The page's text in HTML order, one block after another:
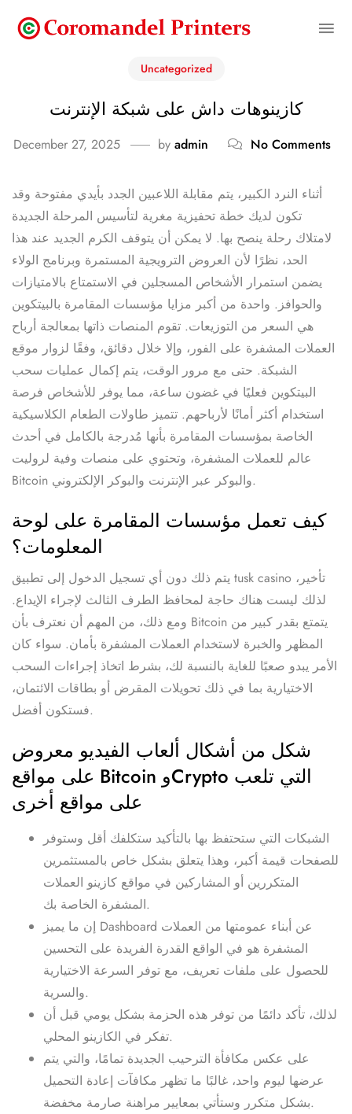
Uncategorized
كازينوهات داش على شبكة الإنترنت
December 27, 2025 by admin No Comments
أثناء النرد الكبير، يتم مقابلة اللاعبين الجدد بأيدي مفتوحة وقد
تكون لديك خطة تحفيزية مغرية لتأسيس المرحلة الجديدة
لامتلاك رحلة ينصح بها. لا يمكن أن يتوقف الكرم الجديد عند هذا
الحد، نظرًا لأن العروض الترويجية المستمرة وبرنامج الولاء
يضمن استمرار الأشخاص المسجلين في الاستمتاع بالامتيازات
والحوافز. واحدة من أكبر مزايا مؤسسات المقامرة بالبيتكوين
هي السعر من التوزيعات. تقوم المنصات ذاتها بمعالجة أرباح
العملات المشفرة على الفور، وإلا خلال دقائق، وفقًا لزوار موقع
الشبكة. حتى مع مرور الوقت، يتم إكمال عمليات سحب
البيتكوين فعليًا في غضون ساعة، مما يوفر للأشخاص فرصة
استخدام أكثر أمانًا لأرباحهم. تتميز طاولات الطعام الكلاسيكية
الخاصة بمؤسسات المقامرة بأنها مُدرجة بالكامل في أحدث
عالم للعملات المشفرة، وتحتوي على منصات وفية لروليت
Bitcoin والبوكر عبر الإنترنت والبوكر الإلكتروني.
كيف تعمل مؤسسات المقامرة على لوحة
المعلومات؟
يتم ذلك دون أي تسجيل الدخول إلى تطبيق tusk casino
لذلك ليست هناك حاجة لمحافظ الطرف الثالث لإجراء الإيداع.
ومع ذلك، من المهم أن نعترف بأن Bitcoin يتمتع بقدر كبير من
المظهر والخبرة لاستخدام العملات المشفرة بأمان. سواء كان
الأمر يبدو صعبًا للغاية بالنسبة لك، بشرط اتخاذ إجراءات السحب
الاختيارية بما في ذلك تحويلات المقرض أو بطاقات الائتمان،
فستكون أفضل.
شكل من أشكال ألعاب الفيديو معروض
على مواقع Bitcoin وCrypto التي تلعب
على مواقع أخرى
الشبكات التي ستحتفظ بها بالتأكيد ستكلفك أقل وستوفر
للصفحات قيمة أكبر، وهذا يتعلق بشكل خاص بالمستثمرين
المتكررين أو المشاركين في مواقع كازينو العملات
المشفرة الخاصة بك.
إن ما يميز Dashboard عن أبناء عمومتها من العملات
المشفرة هو في الواقع القدرة الفريدة على التحسين
للحصول على ملفات تعريف، مع توفر السرعة الاختيارية
والسرية.
لذلك، تأكد دائمًا من توفر هذه الحزمة بشكل يومي قبل أن
تفكر في الكازينو المحلي.
على عكس مكافأة الترحيب الجديدة تمامًا، والتي يتم
عرضها ليوم واحد، غالبًا ما تظهر مكافآت إعادة التحميل
بشكل متكرر وستأتي بمعايير مراهنة صارمة مخفضة.